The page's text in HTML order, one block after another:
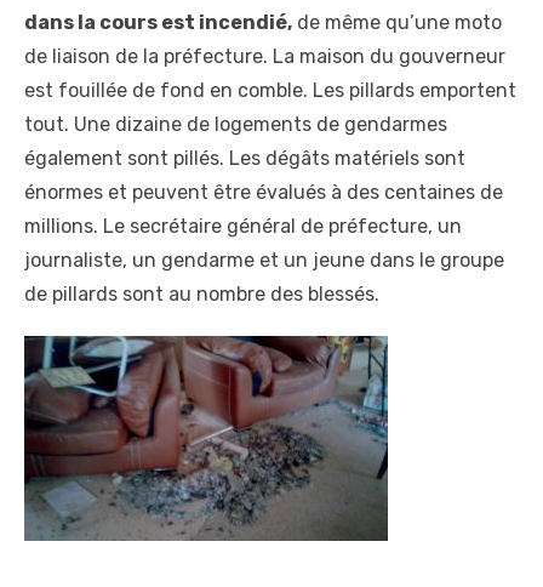
dans la cours est incendié, de même qu’une moto
de liaison de la préfecture. La maison du gouverneur
est fouillée de fond en comble. Les pillards emportent
tout. Une dizaine de logements de gendarmes
également sont pillés. Les dégâts matériels sont
énormes et peuvent être évalués à des centaines de
millions. Le secrétaire général de préfecture, un
journaliste, un gendarme et un jeune dans le groupe
de pillards sont au nombre des blessés.